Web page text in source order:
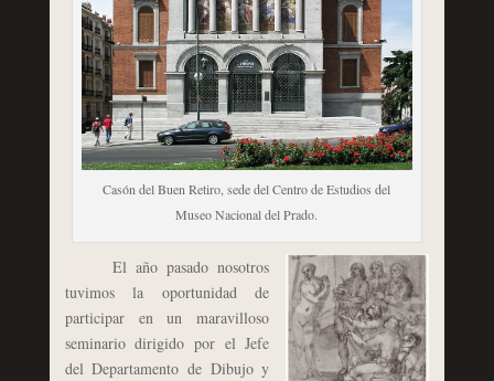
Casón del Buen Retiro, sede del Centro de Estudios del
Museo Nacional del Prado.
El año pasado nosotros
tuvimos la oportunidad de
participar en un maravilloso
seminario dirigido por el Jefe
del Departamento de Dibujo y